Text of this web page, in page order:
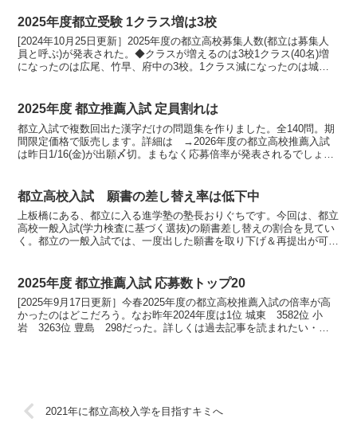
2025年度都立受験 1クラス増は3校
[2024年10月25日更新］2025年度の都立高校募集人数(都立は募集人
員と呼ぶ)が発表された。◆クラスが増えるのは3校1クラス(40名)増
になったのは広尾、竹早、府中の3校。1クラス減になったのは城東
2025年度 都立推薦入試 定員割れは
都立入試で複数回出た漢字だけの問題集を作りました。全140問。期
間限定価格で販売します。詳細は →2026年度の都立高校推薦入試
は昨日1/16(金)が出願〆切。まもなく応募倍率が発表されるでしょ
都立高校入試 願書の差し替え率は低下中
上板橋にある、都立に入る進学塾の塾長おりぐちです。今回は、都立
高校一般入試(学力検査に基づく選抜)の願書差し替えの割合を見てい
く。都立の一般入試では、一度出した願書を取り下げ＆再提出が可
2025年度 都立推薦入試 応募数トップ20
[2025年9月17日更新］今春2025年度の都立高校推薦入試の倍率が高
かったのはどこだろう。なお昨年2024年度は1位 城東 3582位 小
岩 3263位 豊島 298だった。詳しくは過去記事を読まれたい・＜
2021年に都立高校入学を目指すキミへ